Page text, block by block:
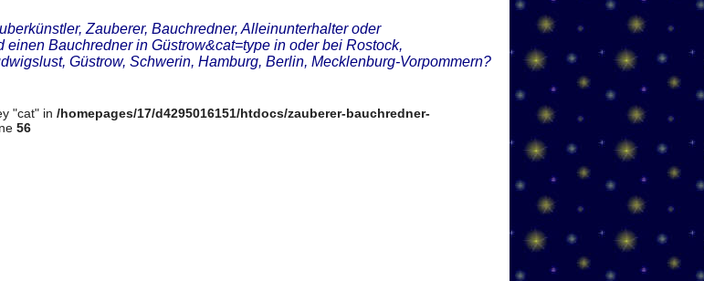
Zauberer, Bauchredner, Alleinunterhalter oder
einen Bauchredner in Güstrow&cat=type in oder bei Rostock,
Güstrow, Schwerin, Hamburg, Berlin, Mecklenburg-Vorpommern?
"cat" in /homepages/17/d4295016151/htdocs/zauberer-bauchredner-
56